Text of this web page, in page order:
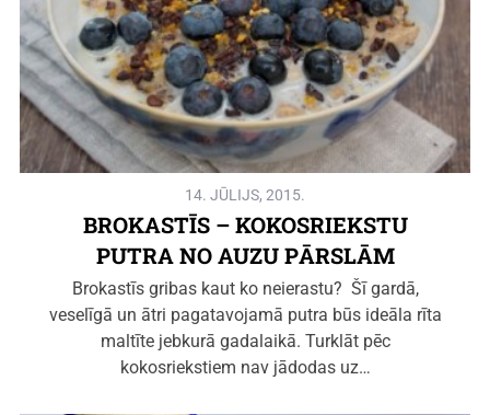
14. JŪLIJS, 2015.
BROKASTĪS – KOKOSRIEKSTU
PUTRA NO AUZU PĀRSLĀM
Brokastīs gribas kaut ko neierastu? Šī gardā,
veselīgā un ātri pagatavojamā putra būs ideāla rīta
maltīte jebkurā gadalaikā. Turklāt pēc
kokosriekstiem nav jādodas uz…